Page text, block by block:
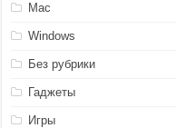
Mac
Windows
Без рубрики
Гаджеты
Игры